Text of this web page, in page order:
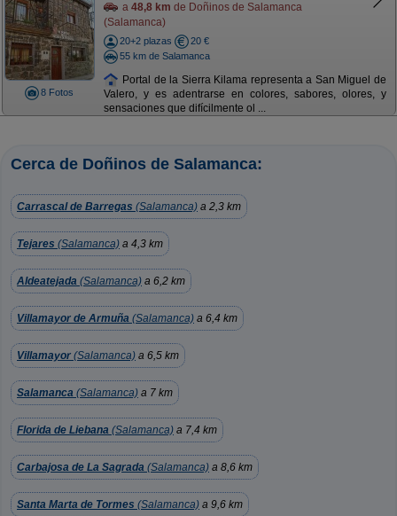
8 Fotos
a 48,8 km de Doñinos de Salamanca
(Salamanca)
20+2 plazas
20 €
55 km de Salamanca
Portal de la Sierra Kilama representa a San Miguel de
Valero, y es adentrarse en colores, sabores, olores, y
sensaciones que difícilmente ol ...
Cerca de Doñinos de Salamanca:
Carrascal de Barregas (Salamanca) a 2,3 km
Tejares (Salamanca) a 4,3 km
Aldeatejada (Salamanca) a 6,2 km
Villamayor de Armuña (Salamanca) a 6,4 km
Villamayor (Salamanca) a 6,5 km
Salamanca (Salamanca) a 7 km
Florida de Liebana (Salamanca) a 7,4 km
Carbajosa de La Sagrada (Salamanca) a 8,6 km
Santa Marta de Tormes (Salamanca) a 9,6 km